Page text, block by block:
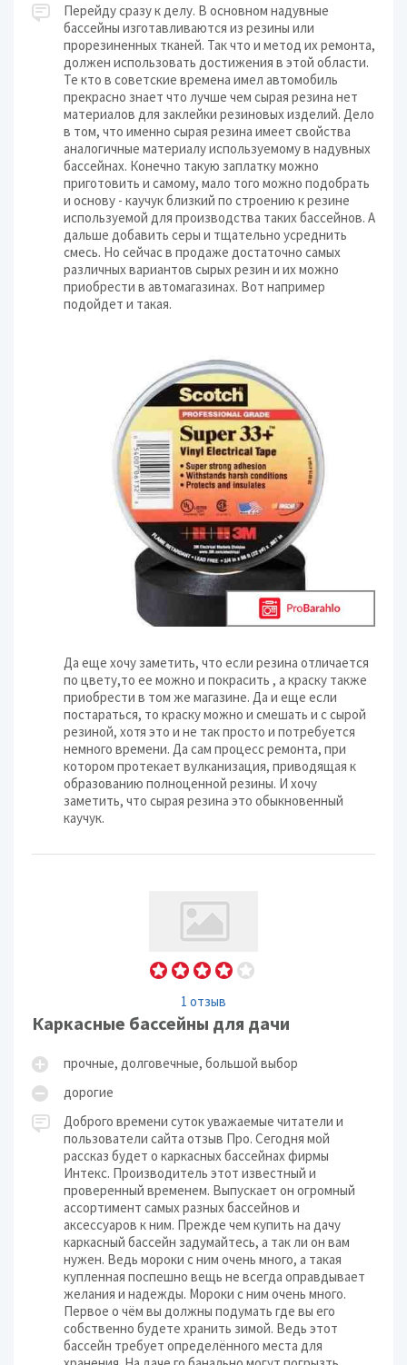
Перейду сразу к делу. В основном надувные
бассейны изготавливаются из резины или
прорезиненных тканей. Так что и метод их ремонта,
должен использовать достижения в этой области.
Те кто в советские времена имел автомобиль
прекрасно знает что лучше чем сырая резина нет
материалов для заклейки резиновых изделий. Дело
в том, что именно сырая резина имеет свойства
аналогичные материалу используемому в надувных
бассейнах. Конечно такую заплатку можно
приготовить и самому, мало того можно подобрать
и основу - каучук близкий по строению к резине
используемой для производства таких бассейнов. А
дальше добавить серы и тщательно усреднить
смесь. Но сейчас в продаже достаточно самых
различных вариантов сырых резин и их можно
приобрести в автомагазинах. Вот например
подойдет и такая.
Да еще хочу заметить, что если резина отличается
по цвету,то ее можно и покрасить , а краску также
приобрести в том же магазине. Да и еще если
постараться, то краску можно и смешать и с сырой
резиной, хотя это и не так просто и потребуется
немного времени. Да сам процесс ремонта, при
котором протекает вулканизация, приводящая к
образованию полноценной резины. И хочу
заметить, что сырая резина это обыкновенный
каучук.
1 отзыв
Каркасные бассейны для дачи
прочные, долговечные, большой выбор
дорогие
Доброго времени суток уважаемые читатели и
пользователи сайта отзыв Про. Сегодня мой
рассказ будет о каркасных бассейнах фирмы
Интекс. Производитель этот известный и
проверенный временем. Выпускает он огромный
ассортимент самых разных бассейнов и
аксессуаров к ним. Прежде чем купить на дачу
каркасный бассейн задумайтесь, а так ли он вам
нужен. Ведь мороки с ним очень много, а такая
купленная поспешно вещь не всегда оправдывает
желания и надежды. Мороки с ним очень много.
Первое о чём вы должны подумать где вы его
собственно будете хранить зимой. Ведь этот
бассейн требует определённого места для